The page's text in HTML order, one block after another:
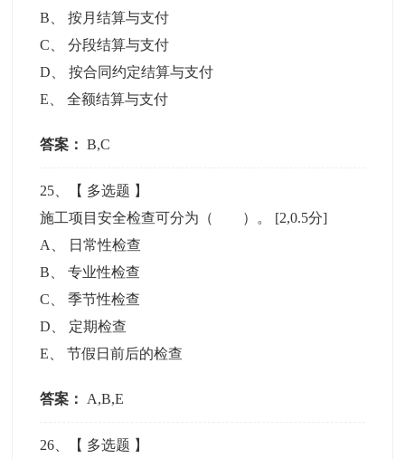
B 、按月结算与支付
C 、分段结算与支付
D 、按合同约定结算与支付
E 、全额结算与支付
答案： B,C
25 、【 多选题 】
施工项目安全检查可分为（ ）。 [2,0.5分]
A
日常性检查
B 、专业性检查
C 、季节性检查
D
定期检查
E 、节假日前后的检查
答案： A,B,E
26 、【 多选题 】